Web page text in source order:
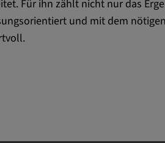
Für ihn zählt nicht nur das
und mit dem